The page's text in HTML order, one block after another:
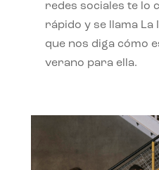
redes sociales te lo
rápido y se llama La
que nos diga cómo
verano para ella.